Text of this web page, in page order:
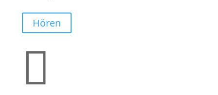
Hören
